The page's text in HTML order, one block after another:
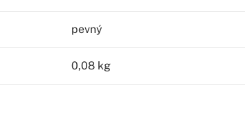
pevný
0,08 kg